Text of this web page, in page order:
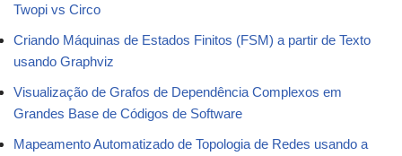
Twopi vs Circo
Criando Máquinas de Estados Finitos (FSM) a partir de Texto
usando Graphviz
Visualização de Grafos de Dependência Complexos em
Grandes Base de Códigos de Software
Mapeamento Automatizado de Topologia de Redes usando a